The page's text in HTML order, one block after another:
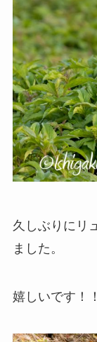
久しぶりにリ
ました。
嬉しいです！！